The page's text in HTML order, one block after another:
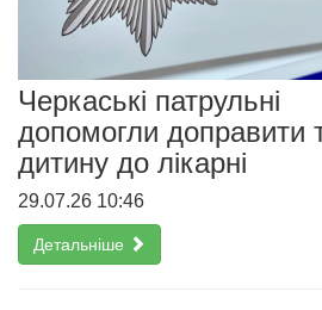
Черкаські патрульні
допомогли доправити
дитину до лікарні
29.07.26 10:46
Детальніше